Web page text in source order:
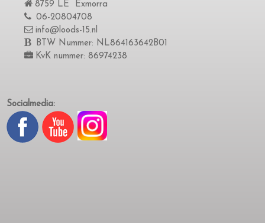
8759 LE Exmorra
06-20804708
info@loods-15.nl
BTW Nummer: NL864163642B01
KvK nummer: 86974238
Socialmedia: